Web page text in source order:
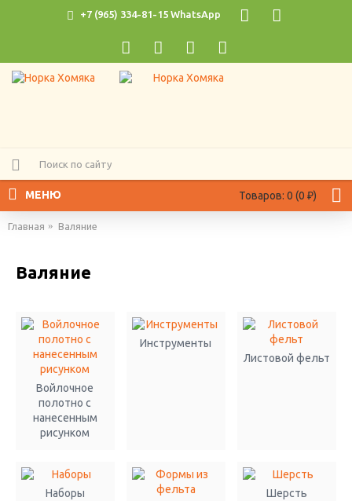
+7 (965) 334-81-15 WhatsApp
Товаров: 0 (0 ₽)
МЕНЮ
Главная Валяние
Валяние
Войлочное
полотно с
нанесенным
рисунком
Инструменты
Листовой фельт
Наборы
Шерсть